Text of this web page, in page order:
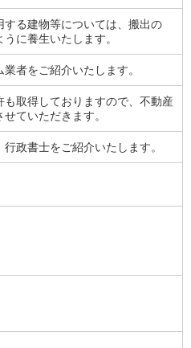
する建物等については、搬出の
に養生いたします。
者をご紹介いたします。
も取得しておりますので、不動産
ていただきます。
政書士をご紹介いたします。